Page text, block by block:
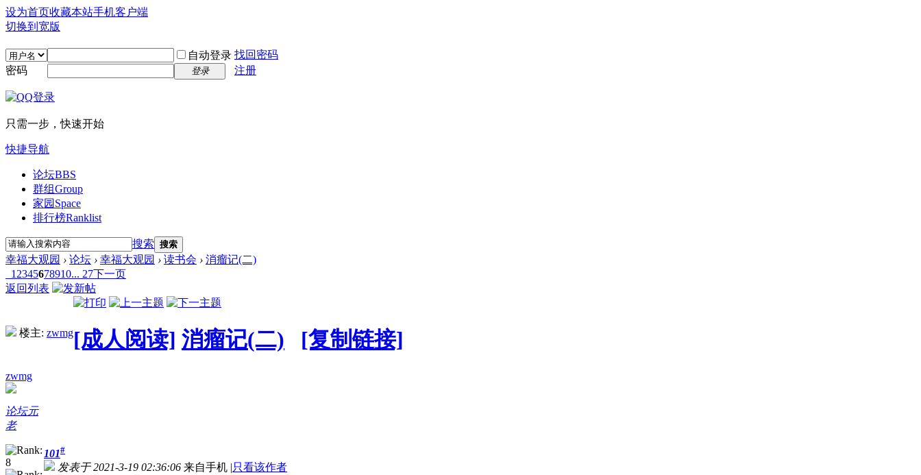
设为首页收藏本站手机客户端
切换到宽版
自动登录 找回密码
密码
登录 注册
只需一步，快速开始
快捷导航
论坛BBS
群组Group
家园 Space
排行榜Ranklist
搜索 搜索
幸福大观园 › 论坛 › 幸福大观园 › 读书会 › 消瘤记(二)
1 2345678910... 27下一页
返回列表
楼主: zwmg[成人阅读] 消瘤记(二) [复制链接]
zwmg
论坛元
老
101#
发表于 2021-3-19 02:36:06 来自手机 |只看该作者